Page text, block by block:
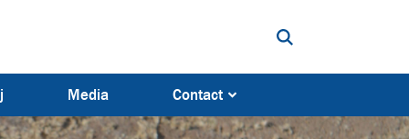
Open zoekbalk
Media Contact